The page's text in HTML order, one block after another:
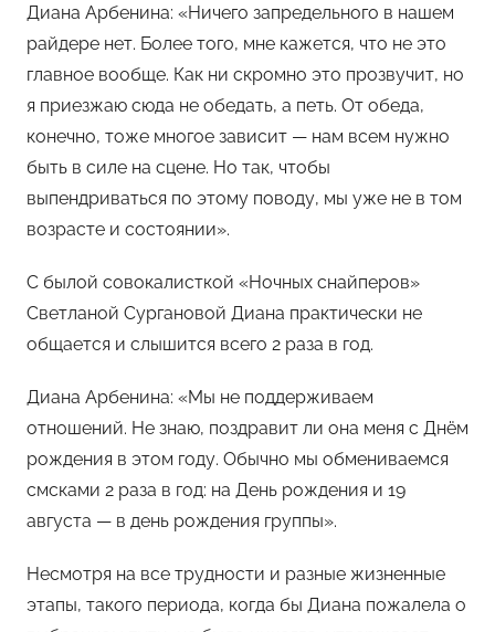
Диана Арбенина: «Ничего запредельного в нашем
райдере нет. Более того, мне кажется, что не это
главное вообще. Как ни скромно это прозвучит, но
я приезжаю сюда не обедать, а петь. От обеда,
конечно, тоже многое зависит — нам всем нужно
быть в силе на сцене. Но так, чтобы
выпендриваться по этому поводу, мы уже не в том
возрасте и состоянии».
С былой совокалисткой «Ночных снайперов»
Светланой Сургановой Диана практически не
общается и слышится всего 2 раза в год.
Диана Арбенина: «Мы не поддерживаем
отношений. Не знаю, поздравит ли она меня с Днём
рождения в этом году. Обычно мы обмениваемся
смсками 2 раза в год: на День рождения и 19
августа — в день рождения группы».
Несмотря на все трудности и разные жизненные
этапы, такого периода, когда бы Диана пожалела о